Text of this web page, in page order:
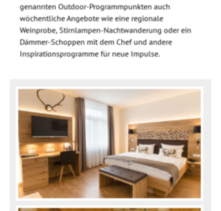
genannten Outdoor-Programmpunkten auch
wöchentliche Angebote wie eine regionale
Weinprobe, Stirnlampen-Nachtwanderung oder ein
Dämmer-Schoppen mit dem Chef und andere
Inspirationsprogramme für neue Impulse.